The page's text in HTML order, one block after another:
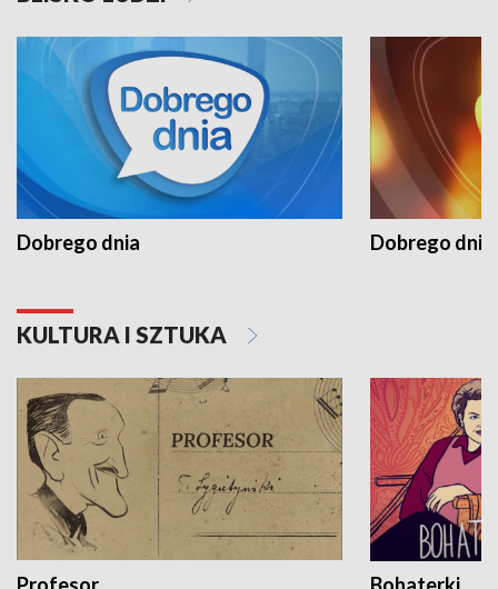
Dobrego dnia Dobrego dnia
KULTURA I SZTUKA